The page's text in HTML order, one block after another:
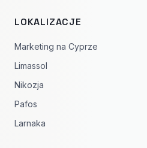
LOKALIZACJE
Marketing na Cyprze
Limassol
Nikozja
Pafos
Larnaka